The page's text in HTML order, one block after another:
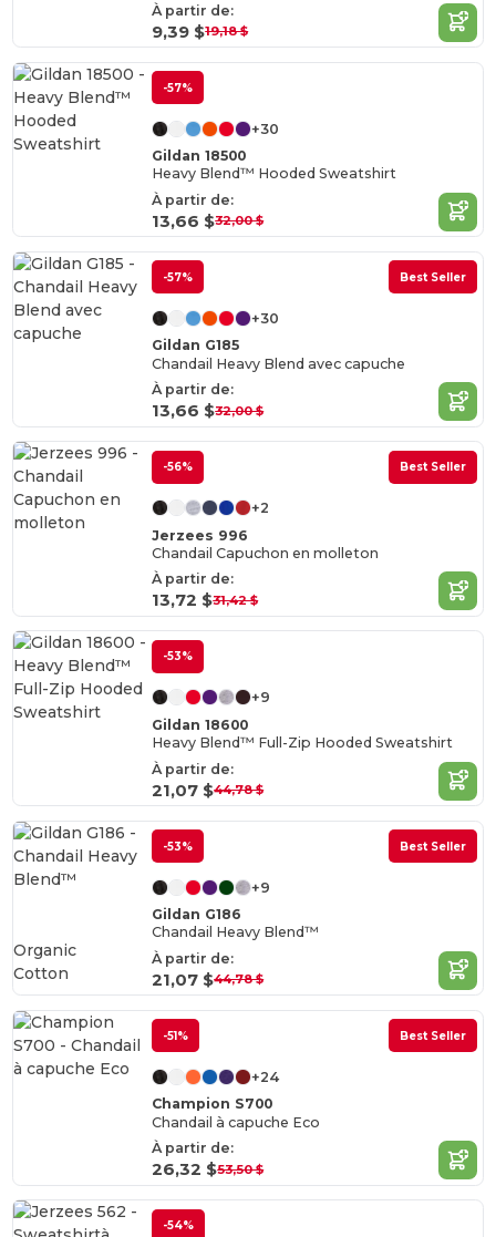
À partir de:
9,39 $19,18 $
-57%
+30
Gildan 18500
Heavy Blend™ Hooded Sweatshirt
À partir de:
13,66 $32,00 $
-57% Best Seller
+30
Gildan G185
Chandail Heavy Blend avec capuche
À partir de:
13,66 $32,00 $
-56% Best Seller
+2
Jerzees 996
Chandail Capuchon en molleton
À partir de:
13,72 $31,42 $
-53%
+9
Gildan 18600
Heavy Blend™ Full-Zip Hooded Sweatshirt
À partir de:
21,07 $44,78 $
-53% Best Seller
+9
Gildan G186
Chandail Heavy Blend™
À partir de:
21,07 $44,78 $
Organic
Cotton
-51% Best Seller
+24
Champion S700
Chandail à capuche Eco
À partir de:
26,32 $53,50 $
-54%